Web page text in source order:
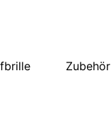
Zubehör